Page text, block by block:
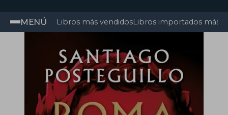
MENÚ Libros más vendidosLibros importados más